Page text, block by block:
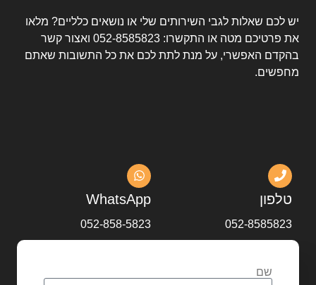
יש לכם שאלות לגבי השירותים שלי או נושאים כלליים? מלאו
את פרטיכם מטה או התקשרו: 052-8585823 ואצור קשר
בהקדם האפשרי, על מנת לתת לכם את כל התשובות שאתם
מחפשים.
טלפון
052-8585823
WhatsApp
052-858-5823
שם